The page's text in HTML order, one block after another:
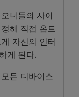
너들의 사이
해 직접 옵트
자신의 인터
게 된다.
든 디바이스